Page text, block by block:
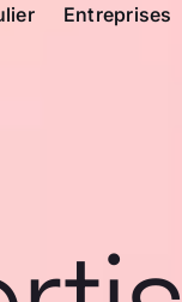
Entreprises